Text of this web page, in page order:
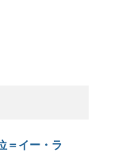
＝イー・ラ